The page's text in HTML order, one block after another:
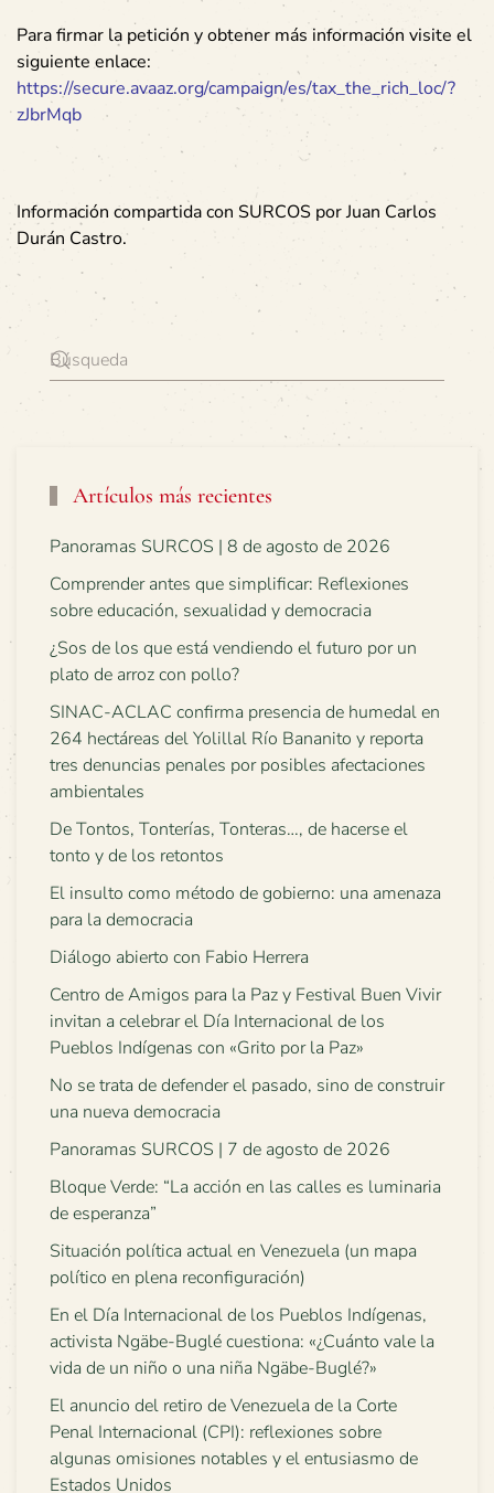
Para firmar la petición y obtener más información visite el
siguiente enlace:
https://secure.avaaz.org/campaign/es/tax_the_rich_loc/?
zJbrMqb
Información compartida con SURCOS por Juan Carlos
Durán Castro.
Artículos más recientes
Panoramas SURCOS | 8 de agosto de 2026
Comprender antes que simplificar: Reflexiones
sobre educación, sexualidad y democracia
¿Sos de los que está vendiendo el futuro por un
plato de arroz con pollo?
SINAC-ACLAC confirma presencia de humedal en
264 hectáreas del Yolillal Río Bananito y reporta
tres denuncias penales por posibles afectaciones
ambientales
De Tontos, Tonterías, Tonteras…, de hacerse el
tonto y de los retontos
El insulto como método de gobierno: una amenaza
para la democracia
Diálogo abierto con Fabio Herrera
Centro de Amigos para la Paz y Festival Buen Vivir
invitan a celebrar el Día Internacional de los
Pueblos Indígenas con «Grito por la Paz»
No se trata de defender el pasado, sino de construir
una nueva democracia
Panoramas SURCOS | 7 de agosto de 2026
Bloque Verde: “La acción en las calles es luminaria
de esperanza”
Situación política actual en Venezuela (un mapa
político en plena reconfiguración)
En el Día Internacional de los Pueblos Indígenas,
activista Ngäbe-Buglé cuestiona: «¿Cuánto vale la
vida de un niño o una niña Ngäbe-Buglé?»
El anuncio del retiro de Venezuela de la Corte
Penal Internacional (CPI): reflexiones sobre
algunas omisiones notables y el entusiasmo de
Estados Unidos